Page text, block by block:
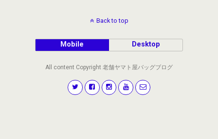
Back to top
Mobile Desktop
All content Copyright 老舗ヤマト屋バッグブログ